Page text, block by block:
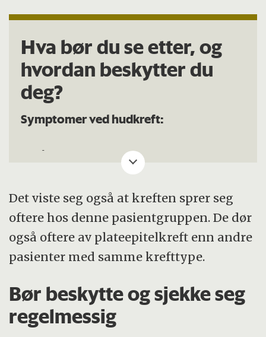
Hva bør du se etter, og
hvordan beskytter du
deg?
Symptomer ved hudkreft:
sår i huden som blør lett og ikke gror
rødlig hudfortykkelse med kløe/ubehag
misfargede knuter i huden som vokser
eksemlignende utslett med skorper som
faller av og dannes på nytt
Hvordan beskytte huden din best mulig:
Begrens tiden i sterk stol
Det viste seg også at kreften sprer seg
oftere hos denne pasientgruppen. De dør
også oftere av plateepitelkreft enn andre
pasienter med samme krefttype.
Bør beskytte og sjekke seg
regelmessig